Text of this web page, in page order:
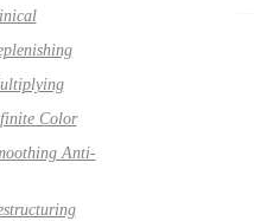
Color
Anti-